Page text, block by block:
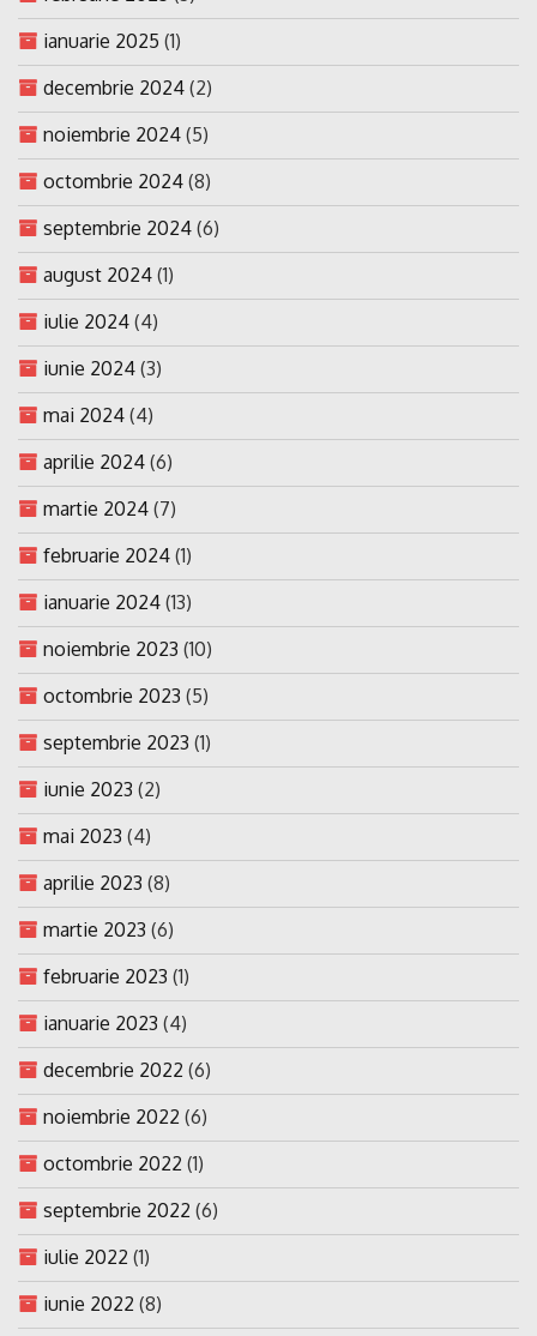
ianuarie 2025 (1)
decembrie 2024 (2)
noiembrie 2024 (5)
octombrie 2024 (8)
septembrie 2024 (6)
august 2024 (1)
iulie 2024 (4)
iunie 2024 (3)
mai 2024 (4)
aprilie 2024 (6)
martie 2024 (7)
februarie 2024 (1)
ianuarie 2024 (13)
noiembrie 2023 (10)
octombrie 2023 (5)
septembrie 2023 (1)
iunie 2023 (2)
mai 2023 (4)
aprilie 2023 (8)
martie 2023 (6)
februarie 2023 (1)
ianuarie 2023 (4)
decembrie 2022 (6)
noiembrie 2022 (6)
octombrie 2022 (1)
septembrie 2022 (6)
iulie 2022 (1)
iunie 2022 (8)